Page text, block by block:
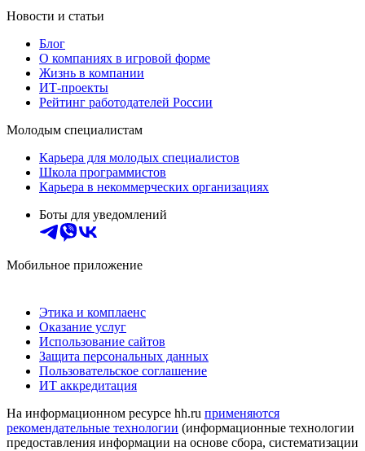
Новости и статьи
Блог
О компаниях в игровой форме
Жизнь в компании
ИТ-проекты
Рейтинг работодателей России
Молодым специалистам
Карьера для молодых специалистов
Школа программистов
Карьера в некоммерческих организациях
Боты для уведомлений
Мобильное приложение
Этика и комплаенс
Оказание услуг
Использование сайтов
Защита персональных данных
Пользовательское соглашение
ИТ аккредитация
На информационном ресурсе hh.ru применяются
рекомендательные технологии (информационные технологии
предоставления информации на основе сбора, систематизации